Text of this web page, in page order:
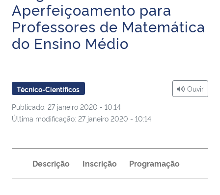
Ministério da Cidadania
Ministério da Saúde
Ministério da Ciência, Tecnologia, Inovações e Comunicações
Ministério do Meio Ambiente
Ministério do Desenvolvimento Regional
Aperfeiçoamento para
Professores de Matemática
do Ensino Médio
Técnico-Científicos
Publicado: 27 janeiro 2020 - 10:14
Última modificação: 27 janeiro 2020 - 10:14
Ouvir
Descrição Inscrição Programação